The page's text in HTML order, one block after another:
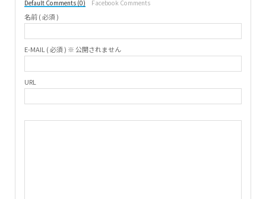
Default Comments (0) Facebook Comments
名前 ( 必須 )
E-MAIL ( 必須 ) ※ 公開されません
URL